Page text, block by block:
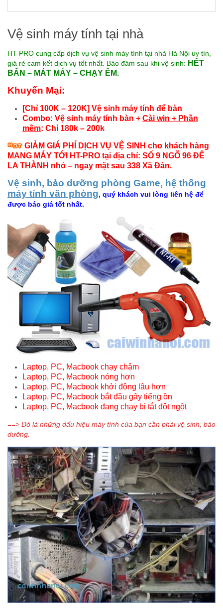
Vệ sinh máy tính tại nhà
HT-PRO cung cấp dịch vụ vệ sinh máy tính tại nhà Hà Nội uy tín,
giá rẻ cam kết dịch vụ tốt nhất. Bảo đảm sau khi vệ sinh: HẾT
BẨN – MÁT MÁY – CHẠY ÊM.
Khuyến Mại:
[Chỉ 100K – 120K] Vệ sinh máy tính để bàn
Combo: Vệ sinh máy tính bàn + Cài win + Phần
mềm: Chỉ 180k – 200k
GIẢM GIÁ PHÍ DỊCH VỤ VỆ SINH cho khách hàng
MANG MÁY TỚI HT-PRO tại địa chỉ: SỐ 9 NGÕ 96 ĐÊ
LA THÀNH nhỏ – ngay mặt sau 338 Xã Đàn.
Vệ sinh, bảo dưỡng phòng Game, hệ thống
máy tính văn phòng, quý khách vui lòng liên hệ để
được báo giá tốt nhất.
Laptop, PC, Macbook chạy chậm
Laptop, PC, Macbook nóng hơn
Laptop, PC, Macbook khởi động lâu hơn
Laptop, PC, Macbook bắt đầu gây tiếng ồn
Laptop, PC, Macbook đang chạy bị tắt đột ngột
==> Đó là những dấu hiệu máy tính của bạn cần phải vệ sinh, bảo
dưỡng.